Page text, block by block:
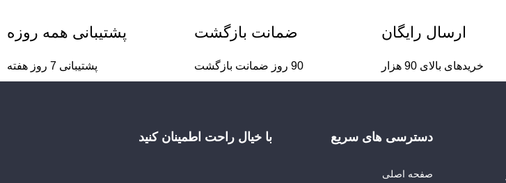
ارسال رایگان
خریدهای بالای 90 هزار
ضمانت بازگشت
90 روز ضمانت بازگشت
پشتیبانی همه روزه
پشتیبانی 7 روز هفته
دسترسی های سریع
صفحه اصلی
با خیال راحت اطمینان کنید